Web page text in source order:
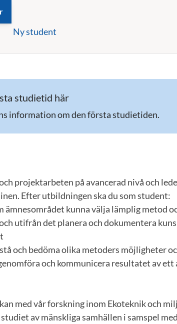
Ny student
studietid här
information om den första studietiden.
projektarbeten på avancerad nivå och
Efter utbildningen ska du som student:
kunna välja lämplig metod
utifrån det planera och dokumentera
och bedöma olika metoders möjligheter
och kommunicera resultatet av ett
med vår forskning inom Ekoteknik och
av mänskliga samhällen i samspel